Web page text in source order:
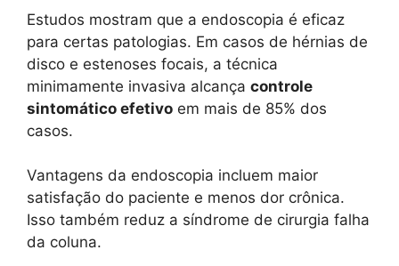
Estudos mostram que a endoscopia é eficaz
para certas patologias. Em casos de hérnias de
disco e estenoses focais, a técnica
minimamente invasiva alcança controle
sintomático efetivo em mais de 85% dos
casos.
Vantagens da endoscopia incluem maior
satisfação do paciente e menos dor crônica.
Isso também reduz a síndrome de cirurgia falha
da coluna.